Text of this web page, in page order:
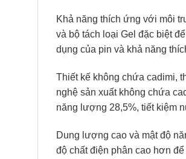
Khả năng thích ứng với môi
và bộ tách loại Gel đặc biệt
dụng của pin và khả năng
Thiết kế không chứa cadimi,
nghệ sản xuất không chứa
năng lượng 28,5%, tiết kiệm
Dung lượng cao và mật độ
độ chất điện phân cao hơn